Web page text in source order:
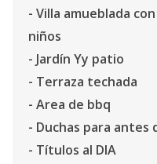
- Villa amueblada
niños
- Jardín Yy patio
- Terraza techada
- Area de bbq
- Duchas para antes
- Títulos al DIA